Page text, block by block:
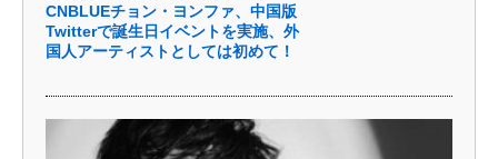
CNBLUEチョン・ヨンファ、中国版
Twitterで誕生日イベントを実施、外
国人アーティストとしては初めて！